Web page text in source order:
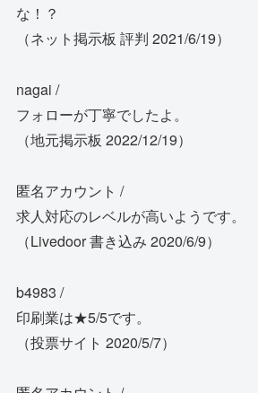
な！？
（ネット掲示板 評判 2021/6/19）
nagai /
フォローが丁寧でしたよ。
（地元掲示板 2022/12/19）
匿名アカウント /
求人対応のレベルが高いようです。
（Livedoor 書き込み 2020/6/9）
b4983 /
印刷業は★5/5です。
（投票サイト 2020/5/7）